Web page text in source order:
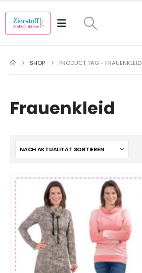
SHOP PRODUCT TAG - FRAUENKLEID
Frauenkleid